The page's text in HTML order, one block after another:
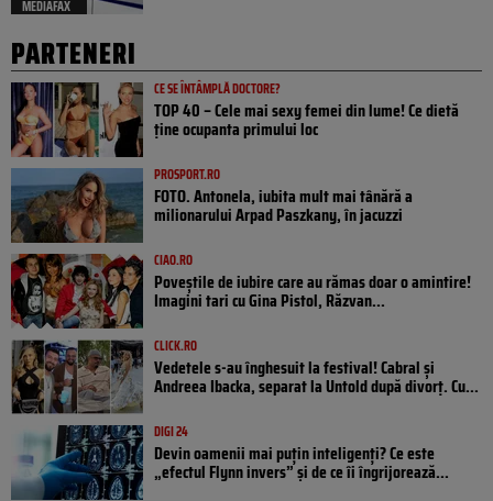
MEDIAFAX
PARTENERI
CE SE ÎNTÂMPLĂ DOCTORE?
TOP 40 – Cele mai sexy femei din lume! Ce dietă
ține ocupanta primului loc
PROSPORT.RO
FOTO. Antonela, iubita mult mai tânără a
milionarului Arpad Paszkany, în jacuzzi
CIAO.RO
Poveştile de iubire care au rămas doar o amintire!
Imagini tari cu Gina Pistol, Răzvan...
CLICK.RO
Vedetele s-au înghesuit la festival! Cabral și
Andreea Ibacka, separat la Untold după divorț. Cu...
DIGI 24
Devin oamenii mai puțin inteligenți? Ce este
„efectul Flynn invers” și de ce îi îngrijorează...